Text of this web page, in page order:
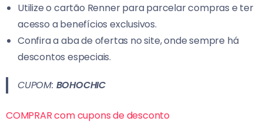
Utilize o cartão Renner para parcelar compras e ter
acesso a benefícios exclusivos.
Confira a aba de ofertas no site, onde sempre há
descontos especiais.
CUPOM: BOHOCHIC
COMPRAR com cupons de desconto